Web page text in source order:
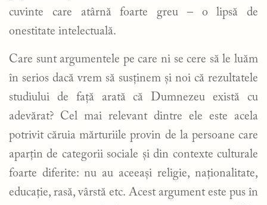
cuvinte care atârnă foarte greu – o lipsă de
onestitate intelectuală.
Care sunt argumentele pe care ni se cere să le luăm
în serios dacă vrem să susținem și noi că rezultatele
studiului de față arată că Dumnezeu există cu
adevărat? Cel mai relevant dintre ele este acela
potrivit căruia mărturiile provin de la persoane care
aparțin de categorii sociale și din contexte culturale
foarte diferite: nu au aceeași religie, naționalitate,
educație, rasă, vârstă etc. Acest argument este pus în